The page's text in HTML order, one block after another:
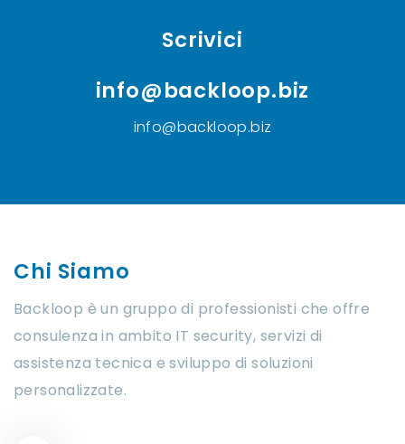
Scrivici
info@backloop.biz
info@backloop.biz
Chi Siamo
Backloop è un gruppo di professionisti che offre
consulenza in ambito IT security, servizi di
assistenza tecnica e sviluppo di soluzioni
personalizzate.